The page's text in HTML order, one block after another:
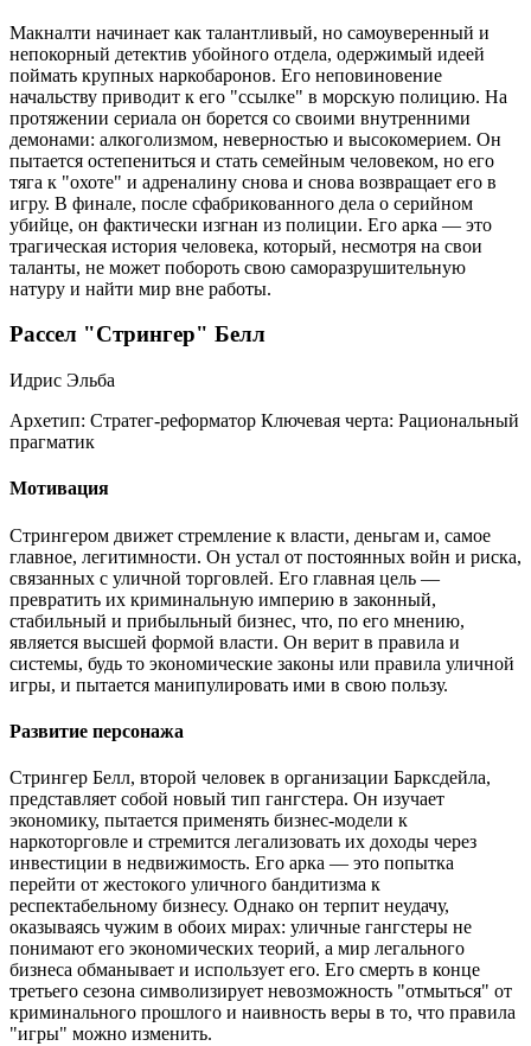
Макналти начинает как талантливый, но самоуверенный и
непокорный детектив убойного отдела, одержимый идеей
поймать крупных наркобаронов. Его неповиновение
начальству приводит к его "ссылке" в морскую полицию. На
протяжении сериала он борется со своими внутренними
демонами: алкоголизмом, неверностью и высокомерием. Он
пытается остепениться и стать семейным человеком, но его
тяга к "охоте" и адреналину снова и снова возвращает его в
игру. В финале, после сфабрикованного дела о серийном
убийце, он фактически изгнан из полиции. Его арка — это
трагическая история человека, который, несмотря на свои
таланты, не может побороть свою саморазрушительную
натуру и найти мир вне работы.
Рассел "Стрингер" Белл
Идрис Эльба
Архетип: Стратег-реформатор Ключевая черта: Рациональный
прагматик
Мотивация
Стрингером движет стремление к власти, деньгам и, самое
главное, легитимности. Он устал от постоянных войн и риска,
связанных с уличной торговлей. Его главная цель —
превратить их криминальную империю в законный,
стабильный и прибыльный бизнес, что, по его мнению,
является высшей формой власти. Он верит в правила и
системы, будь то экономические законы или правила уличной
игры, и пытается манипулировать ими в свою пользу.
Развитие персонажа
Стрингер Белл, второй человек в организации Барксдейла,
представляет собой новый тип гангстера. Он изучает
экономику, пытается применять бизнес-модели к
наркоторговле и стремится легализовать их доходы через
инвестиции в недвижимость. Его арка — это попытка
перейти от жестокого уличного бандитизма к
респектабельному бизнесу. Однако он терпит неудачу,
оказываясь чужим в обоих мирах: уличные гангстеры не
понимают его экономических теорий, а мир легального
бизнеса обманывает и использует его. Его смерть в конце
третьего сезона символизирует невозможность "отмыться" от
криминального прошлого и наивность веры в то, что правила
"игры" можно изменить.